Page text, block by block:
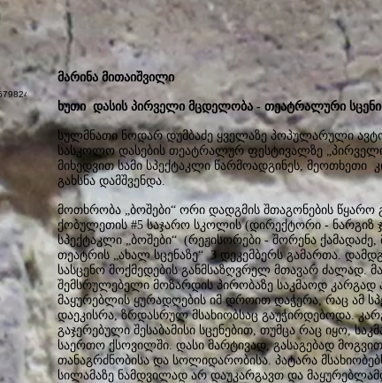
მარინა მითაიშვილი
ხუთი დასის პირველი მცდელობა - თეატრალური
სულმნათი ნოდარ დუმბაძე ყველაზე პოპულარული
სასკოლო დასების თეატრალურ ფესტივალზე „პირველი
მიხედვით სამი სპექტაკლი წარმოადგინეს, მეოთხეთი
გახსნა დამშვენდა.
მოთხრობა „ბოშები“ ორი დადგმის შთაგონების წყარო
ქობულეთის #5 საჯარო სკოლის (დირექტორი - ნარგიზ
სპექტაკლი „ბოშები“ (რეჟისორები - შორენა
თეატრის „ახალ სცენაზე“ 3 დეკემბერს გამართა.
სასცენო მოქმედების განმსაზღვრელ მთავარ
შემსრულებელი მოზარდის პირობაზე საკმაოდ კარგად
მაყურებლის ყურადღების იმ დროით დაჭერა, რაც ამ
დაეკისრა, ზრდასრულ მსახიობსაც გაუჭირდებოდა.
გაჯერებული შესაბამისი სცენებით, თუმცა რაც იყო,
საერთო ქსოვილში. დასი მარტივად, გასაგებად
თანაგრძნობისა და სოლიდარობისა. პატარა
სილამაზე ნამდვილად არ დაუკარგავთ და